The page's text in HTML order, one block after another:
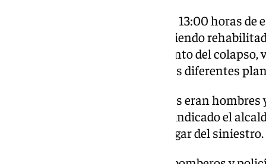
El siniestro se produjo sobre las 13:00 horas de
forjado del edificio, que estaba siendo
de cuatro estrellas. En el momento del
encontraban distribuidos por las diferentes
De los cuatro desaparecidos, tres eran
responsabilidad en la obra», ha indicado el
Almeida, desplazado hasta el lugar del siniestro.